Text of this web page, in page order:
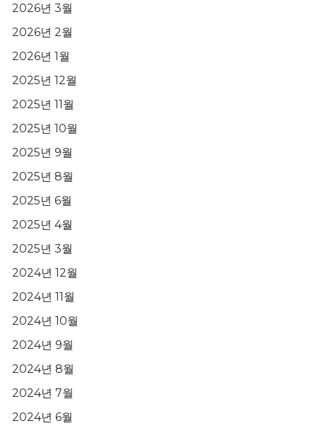
2026년 3월
2026년 2월
2026년 1월
2025년 12월
2025년 11월
2025년 10월
2025년 9월
2025년 8월
2025년 6월
2025년 4월
2025년 3월
2024년 12월
2024년 11월
2024년 10월
2024년 9월
2024년 8월
2024년 7월
2024년 6월